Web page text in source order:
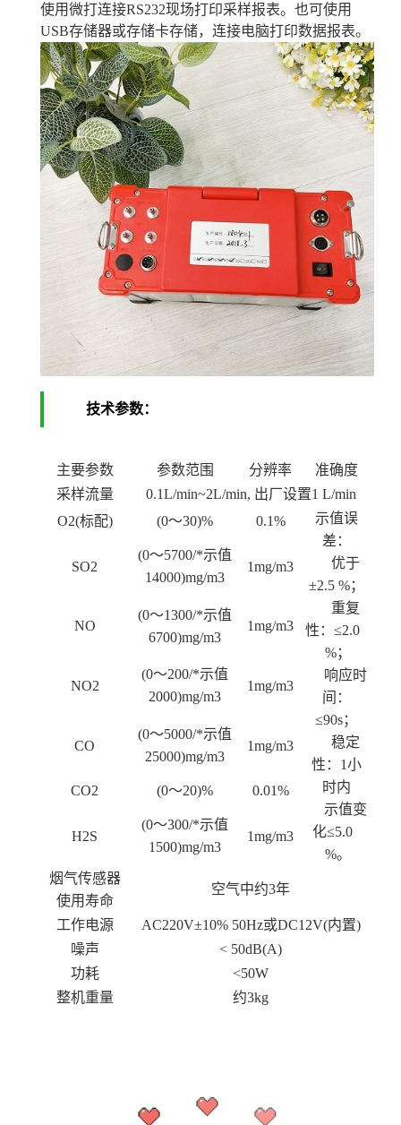
使用微打连接RS232现场打印采样报表。也可使用
USB存储器或存储卡存储，连接电脑打印数据报表。
技术参数：
主要参数 参数范围 分辨率
准确度
采样流量
0.1L/min~2L/min, 出厂设置1 L/min
O2(标配)
(0～30)% 0.1%
示值误
差：
优于
±2.5 %；
重复
性：≤2.0
%；
响应时
间：
≤90s；
稳定
性：1小
时内
示值变
化≤5.0
%。
SO2
(0～5700/*示值
14000)mg/m3
1mg/m3
NO
(0～1300/*示值
6700)mg/m3
1mg/m3
NO2
(0～200/*示值
2000)mg/m3
1mg/m3
CO
(0～5000/*示值
25000)mg/m3
1mg/m3
CO2 (0～20)% 0.01%
H2S
(0～300/*示值
1500)mg/m3
1mg/m3
烟气传感器
使用寿命
空气中约3年
工作电源
AC220V±10% 50Hz或DC12V(内置)
噪声
< 50dB(A)
功耗
<50W
整机重量
约3kg